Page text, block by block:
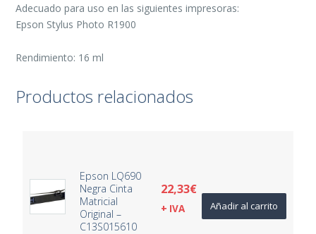
Adecuado para uso en las siguientes impresoras:
Epson Stylus Photo R1900
Rendimiento: 16 ml
Productos relacionados
Epson LQ690
Negra Cinta
Matricial
Original –
C13S015610
22,33€
+ IVA Añadir al carrito